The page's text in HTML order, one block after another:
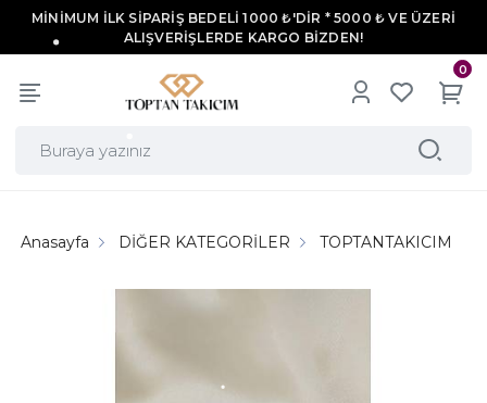
MİNİMUM İLK SİPARİŞ BEDELİ 1000 ₺'DİR * 5000 ₺ VE ÜZERİ
ALIŞVERİŞLERDE KARGO BİZDEN!
0
Anasayfa DİĞER KATEGORİLER TOPTANTAKICIM